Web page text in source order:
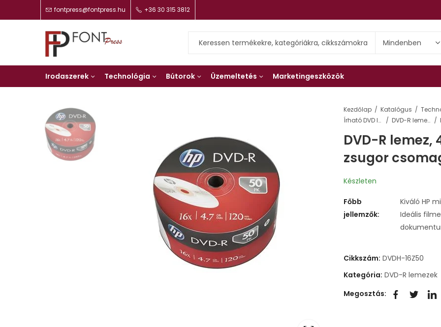
fontpress@fontpress.hu +36 30 315 3812
Irodaszerek Technológia Bútorok Üzemeltetés Marketingeszközök
Kezdőlap Katalógus
Írható DVD lemezek
DVD-R lemezek
DVD-R lemez,
zsugor
Készleten
Főbb
jellemzők:
Kiváló HP
Ideális
Cikkszám: DVDH-16Z50
Kategória: DVD-R lemezek
Megosztás: